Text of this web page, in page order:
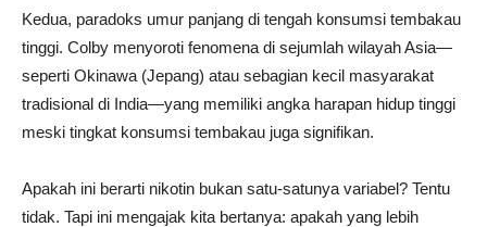
Kedua, paradoks umur panjang di tengah konsumsi tembakau
tinggi. Colby menyoroti fenomena di sejumlah wilayah Asia—
seperti Okinawa (Jepang) atau sebagian kecil masyarakat
tradisional di India—yang memiliki angka harapan hidup tinggi
meski tingkat konsumsi tembakau juga signifikan.
Apakah ini berarti nikotin bukan satu-satunya variabel? Tentu
tidak. Tapi ini mengajak kita bertanya: apakah yang lebih